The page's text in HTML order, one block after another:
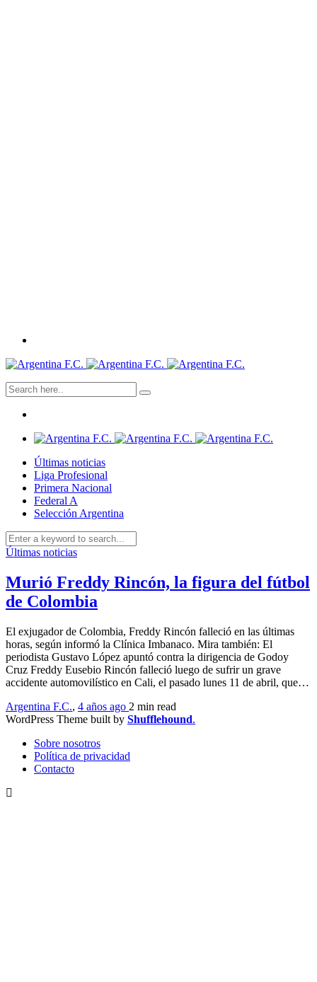
Últimas noticias
Liga Profesional
Primera Nacional
Federal A
Selección Argentina
Últimas noticias
Murió Freddy Rincón, la figura del fútbol
de Colombia
El exjugador de Colombia, Freddy Rincón falleció en las últimas
horas, según informó la Clínica Imbanaco. Mira también: El
periodista Gustavo López apuntó contra la dirigencia de Godoy
Cruz Freddy Eusebio Rincón falleció luego de sufrir un grave
accidente automovilístico en Cali, el pasado lunes 11 de abril, que…
Argentina F.C., 4 años ago 2 min read
WordPress Theme built by Shufflehound.
Sobre nosotros
Política de privacidad
Contacto